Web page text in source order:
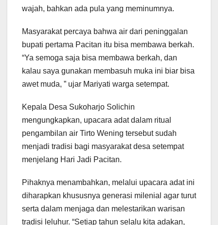
wajah, bahkan ada pula yang meminumnya.
Masyarakat percaya bahwa air dari peninggalan
bupati pertama Pacitan itu bisa membawa berkah.
“Ya semoga saja bisa membawa berkah, dan
kalau saya gunakan membasuh muka ini biar bisa
awet muda, ” ujar Mariyati warga setempat.
Kepala Desa Sukoharjo Solichin
mengungkapkan, upacara adat dalam ritual
pengambilan air Tirto Wening tersebut sudah
menjadi tradisi bagi masyarakat desa setempat
menjelang Hari Jadi Pacitan.
Pihaknya menambahkan, melalui upacara adat ini
diharapkan khususnya generasi milenial agar turut
serta dalam menjaga dan melestarikan warisan
tradisi leluhur. “Setiap tahun selalu kita adakan,